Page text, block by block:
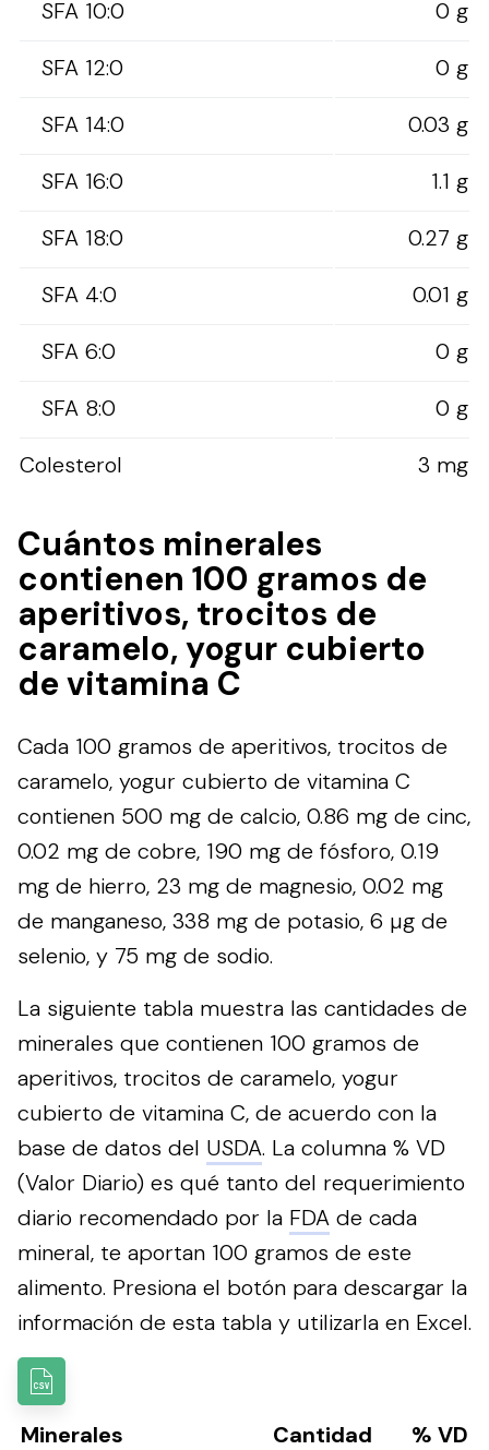
SFA 10:0
0 g
SFA 12:0
0 g
SFA 14:0
0.03 g
SFA 16:0
1.1 g
SFA 18:0
0.27 g
SFA 4:0
0.01 g
SFA 6:0
0 g
SFA 8:0
0 g
Colesterol
3 mg
Cuántos minerales
contienen 100 gramos de
aperitivos, trocitos de
caramelo, yogur cubierto
de vitamina C
Cada 100 gramos de aperitivos, trocitos de
caramelo, yogur cubierto de vitamina C
contienen 500 mg de calcio, 0.86 mg de cinc,
0.02 mg de cobre, 190 mg de fósforo, 0.19
mg de hierro, 23 mg de magnesio, 0.02 mg
de manganeso, 338 mg de potasio, 6 µg de
selenio, y 75 mg de sodio.
La siguiente tabla muestra las cantidades de
minerales que contienen 100 gramos de
aperitivos, trocitos de caramelo, yogur
cubierto de vitamina C, de acuerdo con la
base de datos del USDA. La columna % VD
(Valor Diario) es qué tanto del requerimiento
diario recomendado por la FDA de cada
mineral, te aportan 100 gramos de este
alimento. Presiona el botón para descargar la
información de esta tabla y utilizarla en Excel.
Minerales Cantidad
% VD